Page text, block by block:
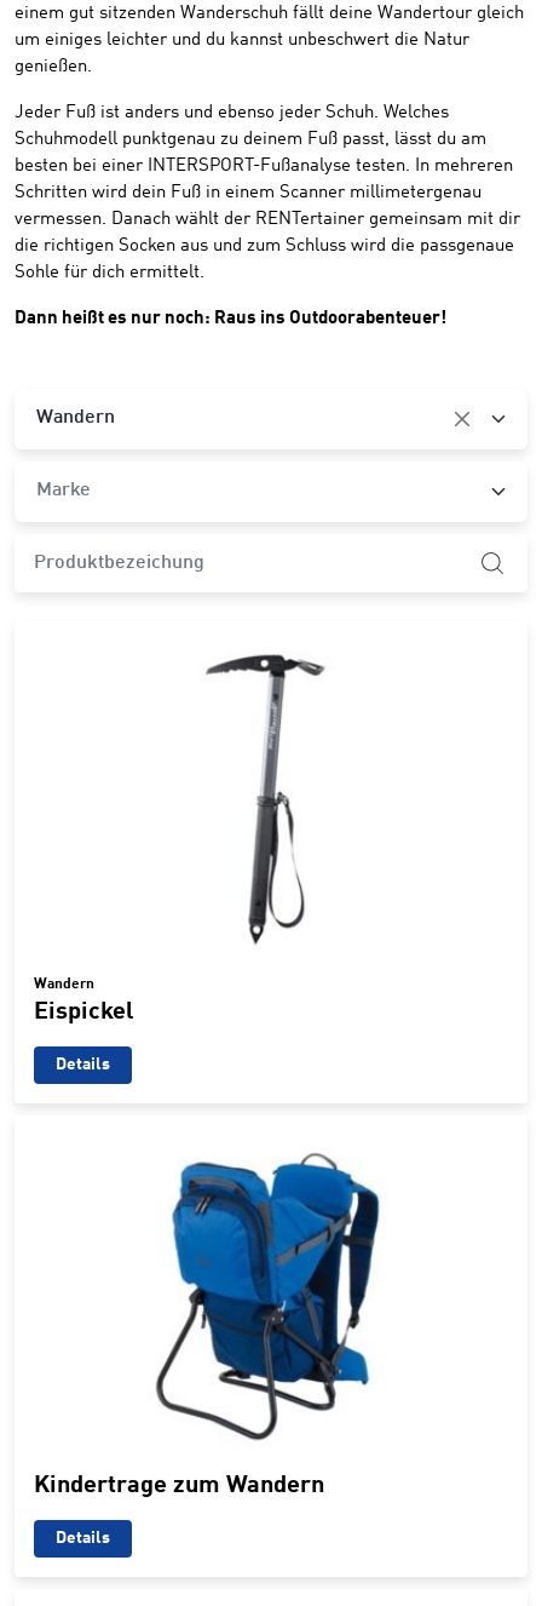
einem gut sitzenden Wanderschuh fällt deine Wandertour gleich
um einiges leichter und du kannst unbeschwert die Natur
genießen.
Jeder Fuß ist anders und ebenso jeder Schuh. Welches
Schuhmodell punktgenau zu deinem Fuß passt, lässt du am
besten bei einer INTERSPORT-Fußanalyse testen. In mehreren
Schritten wird dein Fuß in einem Scanner millimetergenau
vermessen. Danach wählt der RENTertainer gemeinsam mit dir
die richtigen Socken aus und zum Schluss wird die passgenaue
Sohle für dich ermittelt.
Dann heißt es nur noch: Raus ins Outdoorabenteuer!
Wandern
Marke
Wandern
Eispickel
Details
Kindertrage zum Wandern
Details